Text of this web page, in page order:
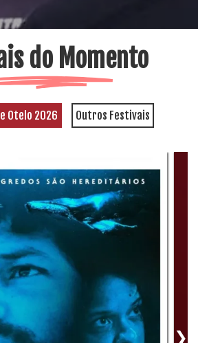
do Momento
Otelo 2026 Outros Festivais
❯